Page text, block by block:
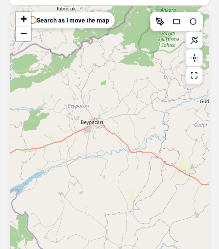
+
−
Search as I move the map